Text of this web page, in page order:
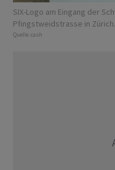
SIX-Logo am Eingang der
Pfingstweidstrasse in Zürich.
Quelle: cash